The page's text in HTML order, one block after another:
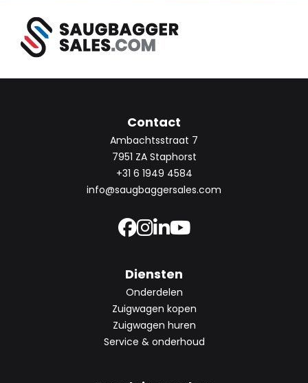
Contact
Ambachtsstraat 7
7951 ZA Staphorst
+31 6 1949 4584
info@saugbaggersales.com
Diensten
Onderdelen
Zuigwagen kopen
Zuigwagen huren
Service & onderhoud